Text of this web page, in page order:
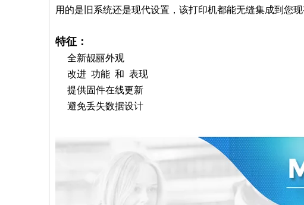
用的是旧系统还是现代设置，该打印机都能无缝集成到您
特征：
全新靓丽外观
改进 功能 和 表现
提供固件在线更新
避免丢失数据设计